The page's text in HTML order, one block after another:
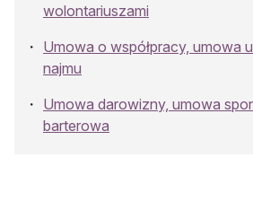
wolontariuszami
Umowa o współpracy, umowa
najmu
Umowa darowizny, umowa
barterowa